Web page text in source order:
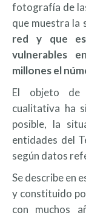
fotografía de
que muestra la
red y que
vulnerables
millones el
El objeto de
cualitativa ha
posible, la
entidades del
según datos
Se describe en
y constituido
con muchos